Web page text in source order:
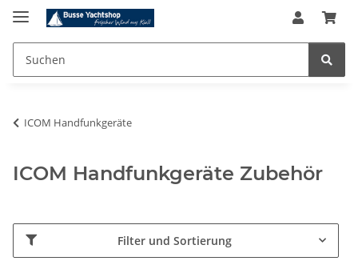
ICOM Handfunkgeräte
ICOM Handfunkgeräte Zubehör
Filter und Sortierung